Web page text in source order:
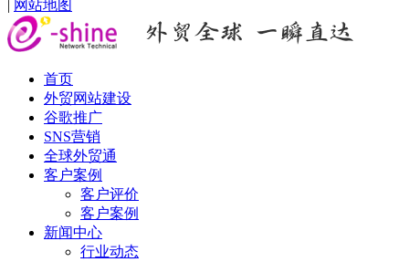
| 网站地图
首页
外贸网站建设
谷歌推广
SNS营销
全球外贸通
客户案例
客户评价
客户案例
新闻中心
行业动态